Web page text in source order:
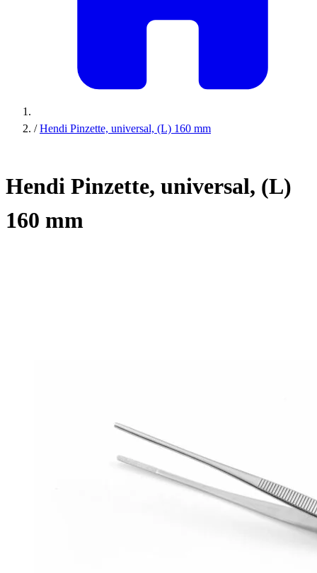
/ Hendi Pinzette, universal, (L) 160 mm
Hendi Pinzette, universal, (L)
160 mm